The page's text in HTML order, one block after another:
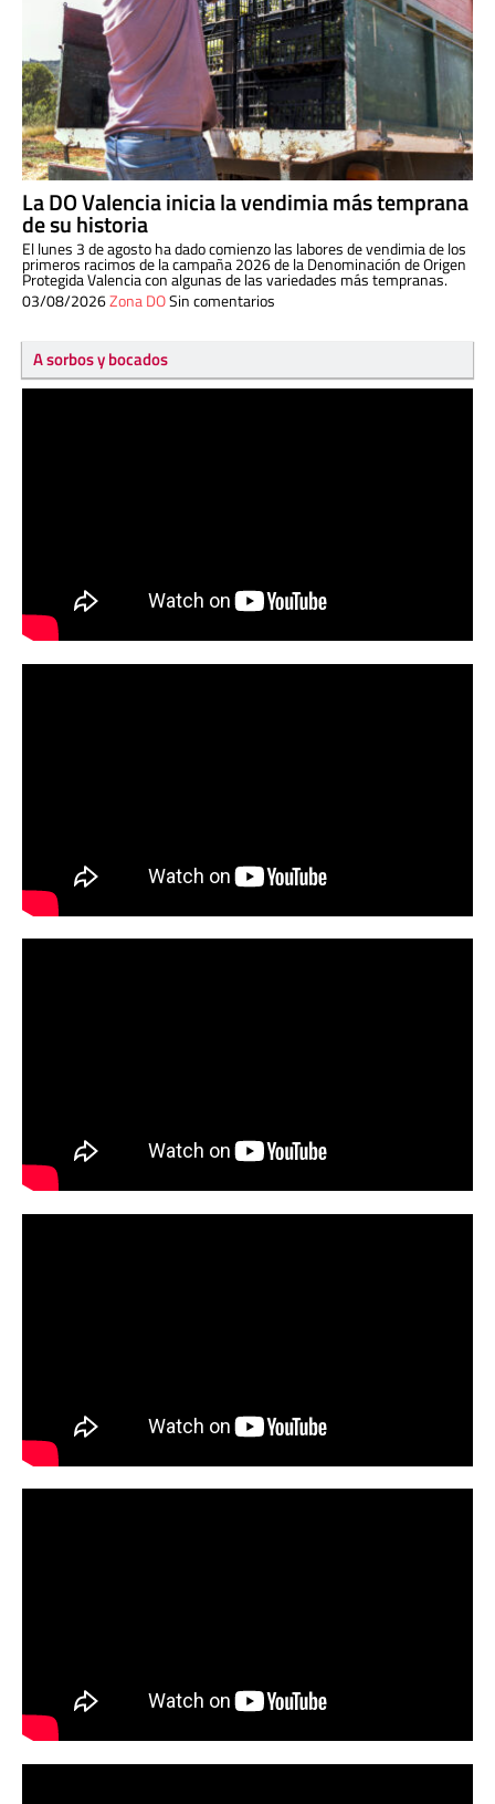
La DO Valencia inicia la vendimia más temprana
de su historia
El lunes 3 de agosto ha dado comienzo las labores de vendimia de los
primeros racimos de la campaña 2026 de la Denominación de Origen
Protegida Valencia con algunas de las variedades más tempranas.
03/08/2026Zona DOSin comentarios
A sorbos y bocados